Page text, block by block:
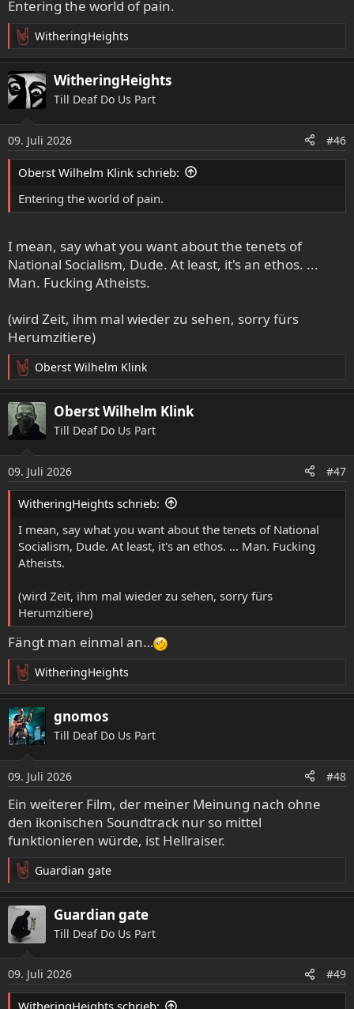
Entering the world of pain.
R
e
a
k
t
n
e
n
WitheringHeights
WitheringHeights
Till Deaf Do Us Part
09. Juli 2026 #46
Oberst Wilhelm Klink schrieb:
Entering the world of pain.
I mean, say what you want about the tenets of
National Socialism, Dude. At least, it's an ethos. ...
Man. Fucking Atheists.
(wird Zeit, ihm mal wieder zu sehen, sorry fürs
Herumzitiere)
R
e
a
k
t
n
e
n
Oberst Wilhelm Klink
Oberst Wilhelm Klink
Till Deaf Do Us Part
09. Juli 2026 #47
WitheringHeights schrieb:
I mean, say what you want about the tenets of National
Socialism, Dude. At least, it's an ethos. ... Man. Fucking
Atheists.
(wird Zeit, ihm mal wieder zu sehen, sorry fürs
Herumzitiere)
Fängt man einmal an…
R
e
a
k
t
n
e
n
:
WitheringHeights
gnomos
Till Deaf Do Us Part
09. Juli 2026 #48
Ein weiterer Film, der meiner Meinung nach ohne
den ikonischen Soundtrack nur so mittel
funktionieren würde, ist Hellraiser.
R
e
a
k
t
n
e
Guardian gate
Guardian gate
Till Deaf Do Us Part
09. Juli 2026 #49
WitheringHeights schrieb: